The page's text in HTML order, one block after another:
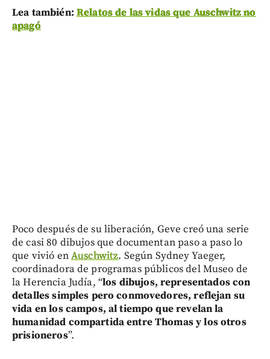
Lea también: Relatos de las vidas que Auschwitz no
apagó
Poco después de su liberación, Geve creó una serie
de casi 80 dibujos que documentan paso a paso lo
que vivió enAuschwitz. Según Sydney Yaeger,
coordinadora de programas públicos del Museo de
la Herencia Judía, “los dibujos, representados con
detalles simples pero conmovedores, reflejan su
vida en los campos, al tiempo que revelan la
humanidad compartida entre Thomas y los otros
prisioneros”.